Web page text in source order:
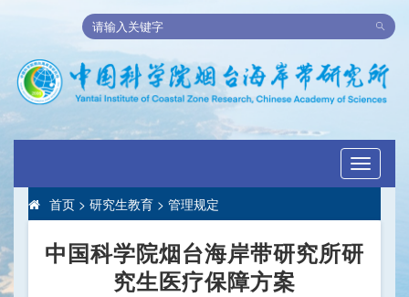
Toggle
首页 > 研究生教育 > 管理规定
中国科学院烟台海岸带研究所研
究生医疗保障方案